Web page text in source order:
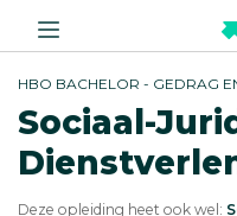
HBO BACHELOR - GEDRAG
Sociaal-
Deze opleiding heet ook wel: